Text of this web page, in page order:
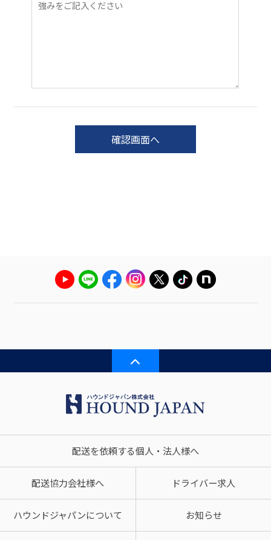
配送を依頼する個人・法人様へ
配送協力会社様へ ドライバー求人
ハウンドジャパンについて お知らせ